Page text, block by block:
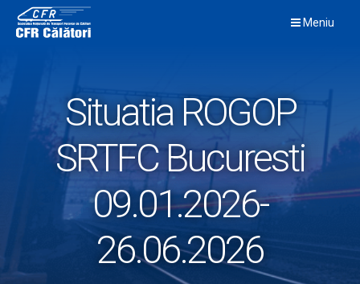
content
Meniu
Situatia ROGOP
SRTFC Bucuresti
09.01.2026-
26.06.2026